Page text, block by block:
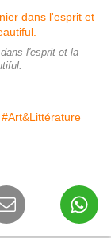
l'esprit et la
#Art&Littérature